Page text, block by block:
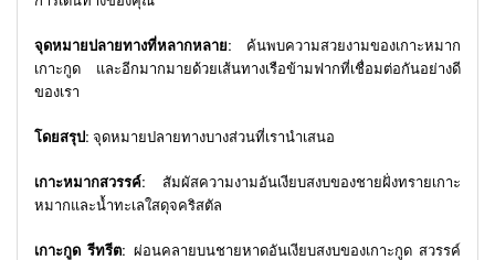
จุดหมายปลายทางที่หลากหลาย: ค้นพบความสวยงามของเกาะหมาก
เกาะกูด และอีกมากมายด้วยเส้นทางเรือข้ามฟากที่เชื่อมต่อกันอย่างดี
ของเรา
โดยสรุป: จุดหมายปลายทางบางส่วนที่เรานำเสนอ
เกาะหมากสวรรค์: สัมผัสความงามอันเงียบสงบของชายฝั่งทรายเกาะ
หมากและน้ำทะเลใสดุจคริสตัล
เกาะกูด รีทรีต: ผ่อนคลายบนชายหาดอันเงียบสงบของเกาะกูด สวรรค์